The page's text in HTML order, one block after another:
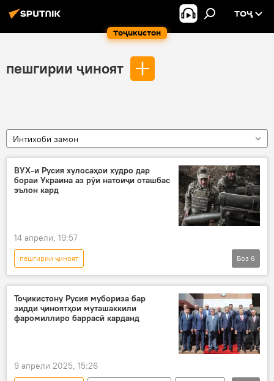
Тоҷикистон
ТОҶ
пешгирии ҷиноят
Интихоби замон
ВУХ-и Русия хулосаҳои худро дар
бораи Украина аз рӯи натоиҷи оташбас
эълон кард
14 апрели, 19:57
пешгирии ҷиноят
Амалиёти вижаи Русия барои ҳимояи Донбасс: охирин хабарҳо
Украина
амалиёти вижа
Сиёсат
вазорати хориҷаи Русия
Киев
Боз 6
Тоҷикистону Русия мубориза бар
зидди ҷиноятҳои муташаккили
фаромиллиро баррасӣ карданд
9 апрели 2025, 15:26